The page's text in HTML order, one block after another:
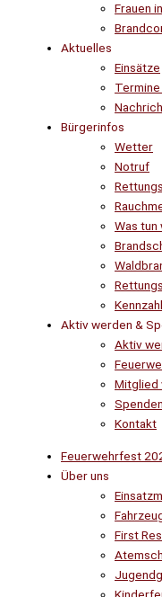
Frauen
Aktuelles
Einsätze
Bürgerinfos
Wetter
Notruf
Was tun
Aktiv werden &
Aktiv
Mitglied
Spenden
Kontakt
Feuerwehrfest
Über uns
First